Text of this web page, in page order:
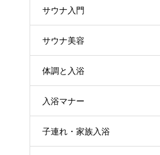
サウナ入門
サウナ美容
体調と入浴
入浴マナー
子連れ・家族入浴